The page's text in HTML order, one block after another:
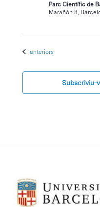
Parc Científic de
Marañón 8,
Esdeveniments
anteriors
Subscriviu-